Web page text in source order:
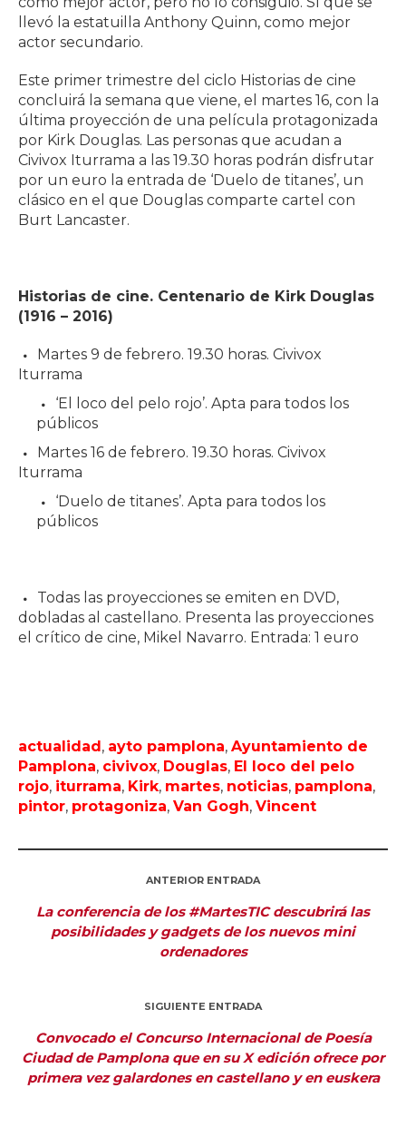
llevó la estatuilla Anthony Quinn, como mejor
actor secundario.
Este primer trimestre del ciclo Historias de cine
concluirá la semana que viene, el martes 16, con la
última proyección de una película protagonizada
por Kirk Douglas. Las personas que acudan a
Civivox Iturrama a las 19.30 horas podrán disfrutar
por un euro la entrada de ‘Duelo de titanes’, un
clásico en el que Douglas comparte cartel con
Burt Lancaster.
Historias de cine. Centenario de Kirk Douglas
(1916 – 2016)
Martes 9 de febrero. 19.30 horas. Civivox
Iturrama
‘El loco del pelo rojo’. Apta para todos los
públicos
Martes 16 de febrero. 19.30 horas. Civivox
Iturrama
‘Duelo de titanes’. Apta para todos los
públicos
Todas las proyecciones se emiten en DVD,
dobladas al castellano. Presenta las proyecciones
el crítico de cine, Mikel Navarro. Entrada: 1 euro
actualidad, ayto pamplona, Ayuntamiento de
Pamplona, civivox, Douglas, El loco del pelo
rojo, iturrama, Kirk, martes, noticias, pamplona,
pintor, protagoniza, Van Gogh, Vincent
ANTERIOR ENTRADA
La conferencia de los #MartesTIC descubrirá las
posibilidades y gadgets de los nuevos mini
ordenadores
SIGUIENTE ENTRADA
Convocado el Concurso Internacional de Poesía
Ciudad de Pamplona que en su X edición ofrece por
primera vez galardones en castellano y en euskera